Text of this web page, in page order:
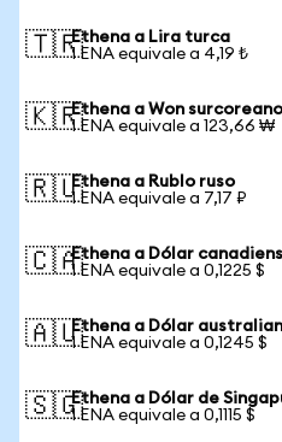
🇹🇷Ethena a Lira turca
1 ENA equivale a 4,19 ₺
🇰🇷Ethena a Won surcoreano
1 ENA equivale a 123,66 ₩
🇷🇺Ethena a Rublo ruso
1 ENA equivale a 7,17 ₽
🇨🇦Ethena a Dólar
1 ENA equivale a 0,1225 $
🇦🇺Ethena a Dólar
1 ENA equivale a 0,1245 $
🇸🇬Ethena a Dólar de
1 ENA equivale a 0,1115 $